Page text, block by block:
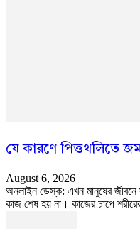
যে কারণে পিত্তথলিতে
August 6, 2026
অনলাইন ডেস্ক: এখন মানুষের জীবনে
কাজ শেষ হয় না। কাজের চাপে